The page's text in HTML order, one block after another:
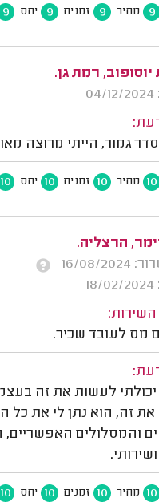
9 מחיר 9 זמנים 9 יחס 9
יוסופוב, רמת גן.
גמור, הייתי מרוצה
10 מחיר 10 זמנים 10 יחס 10
הרצליה.
08/2024
השירות:
מס לעובד שכיר.
יכולתי לעשות את זה
את זה, הוא נתן לי את כל
והמסלולים האפשריים,
10 מחיר 10 זמנים 10 יחס 10